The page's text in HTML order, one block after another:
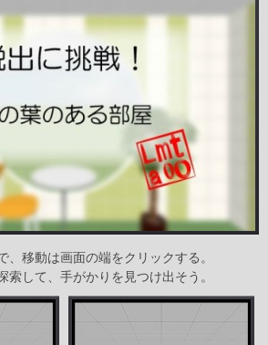
、移動は画面の端をクリックする。
索して、手がかりを見つけ出そう。